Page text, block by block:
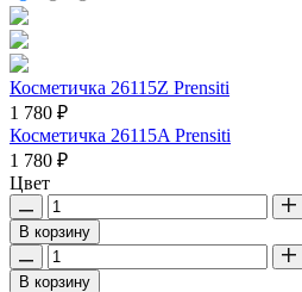
Косметичка 26115Z Prensiti
1 780 ₽
Косметичка 26115A Prensiti
1 780 ₽
Цвет
В корзину
В корзину